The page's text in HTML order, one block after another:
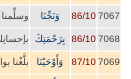
7067
86/10 وَنَجِّنَا
7068
86/10 بِرَحْمَتِكَ
7069
87/10 وَأَوْحَيْنَا بلَّغْنا